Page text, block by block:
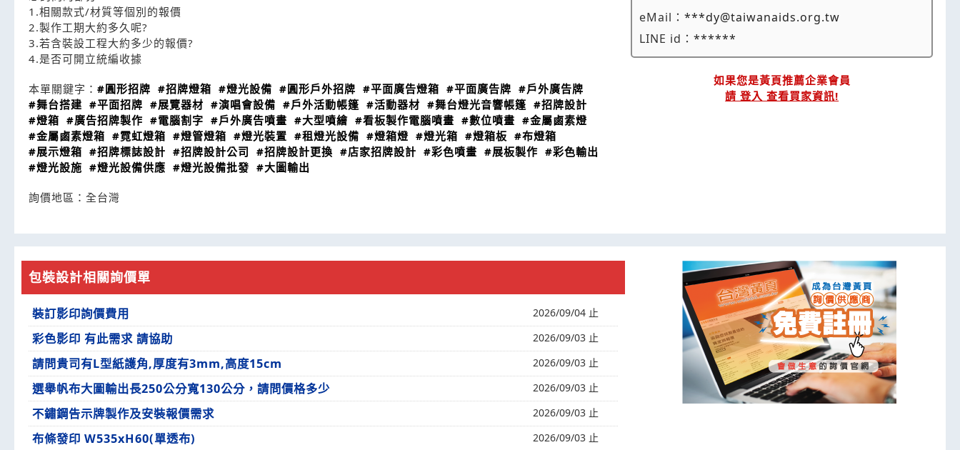
1.相關款式/材質等個別的報價
2.製作工期大約多久呢?
3.若含裝設工程大約多少的報價?
4.是否可開立統編收據
本單關鍵字： #圓形招牌 #招牌燈箱 #燈光設備 #圓形戶外招牌 #平面廣告燈箱 #平面廣告牌 #戶外廣告牌
#舞台搭建 #平面招牌 #展覽器材 #演唱會設備 #戶外活動帳篷 #活動器材 #舞台燈光音響帳篷 #招牌設計
#燈箱 #廣告招牌製作 #電腦割字 #戶外廣告噴畫 #大型噴繪 #看板製作電腦噴畫 #數位噴畫 #金屬鹵素燈
#金屬鹵素燈箱 #霓虹燈箱 #燈管燈箱 #燈光裝置 #租燈光設備 #燈箱燈 #燈光箱 #燈箱板 #布燈箱
#展示燈箱 #招牌標誌設計 #招牌設計公司 #招牌設計更換 #店家招牌設計 #彩色噴畫 #展板製作 #彩色輸出
#燈光設施 #燈光設備供應 #燈光設備批發 #大圖輸出
詢價地區： 全台灣
eMail：***dy@taiwanaids.org.tw
LINE id：******
如果您是黃頁推薦企業會員
請 登入 查看買家資訊!
包裝設計相關詢價單
裝訂影印詢價費用 2026/09/04 止
彩色影印 有此需求 請協助 2026/09/03 止
請問貴司有L型紙護角,厚度有3mm,高度15cm 2026/09/03 止
選舉帆布大圖輸出長250公分寬130公分，請問價格多少 2026/09/03 止
不鏽鋼告示牌製作及安裝報價需求 2026/09/03 止
布條發印 W535xH60(單透布) 2026/09/03 止